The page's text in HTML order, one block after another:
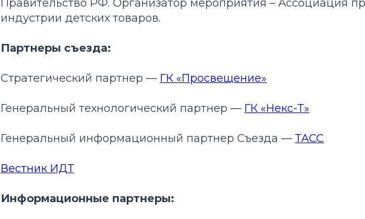
Правительство РФ. Организатор мероприятия – Ассоциация
индустрии детских товаров.
Партнеры съезда:
Стратегический партнер — ГК «Просвещение»
Генеральный технологический партнер — ГК «Некс-Т»
Генеральный информационный партнер Съезда — ТАСС
Вестник ИДТ
Информационные партнеры: